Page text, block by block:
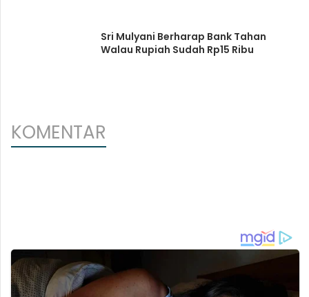
Sri Mulyani Berharap Bank Tahan
Walau Rupiah Sudah Rp15 Ribu
KOMENTAR